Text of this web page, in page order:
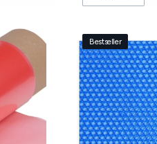
Bestseller